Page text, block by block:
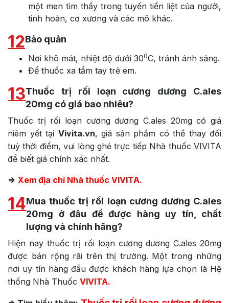
một men tìm thấy trong tuyến tiền liệt của người,
tinh hoàn, cơ xương và các mô khác.
12Bảo quản
Nơi khô mát, nhiệt độ dưới 300C, tránh ánh sáng.
Để thuốc xa tầm tay trẻ em.
13Thuốc trị rối loạn cương dương C.ales
20mg có giá bao nhiêu?
Thuốc trị rối loạn cương dương C.ales 20mg có giá
niêm yết tại Vivita.vn, giá sản phẩm có thể thay đổi
tuỳ thời điểm, vui lòng ghé trực tiếp Nhà thuốc VIVITA
để biết giá chính xác nhất.
=> Xem địa chỉ Nhà thuốc VIVITA.
14Mua thuốc trị rối loạn cương dương C.ales
20mg ở đâu để được hàng uy tín, chất
lượng và chính hãng?
Hiện nay thuốc trị rối loạn cương dương C.ales 20mg
được bán rộng rãi trên thị trường. Một trong những
nơi uy tín hàng đầu được khách hàng lựa chọn là Hệ
thống Nhà Thuốc VIVITA.